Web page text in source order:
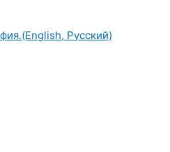
Русский)